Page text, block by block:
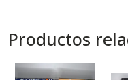
Productos